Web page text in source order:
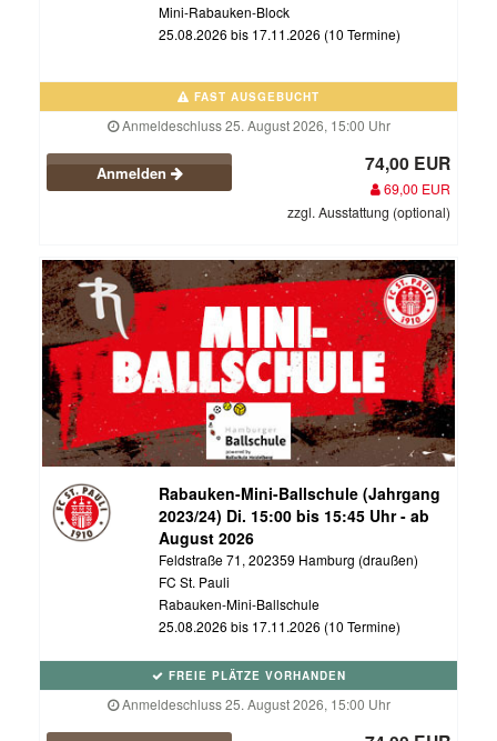
Mini-Rabauken-Block
25.08.2026 bis 17.11.2026 (10 Termine)
FAST AUSGEBUCHT
Anmeldeschluss 25. August 2026, 15:00 Uhr
Anmelden 74,00 EUR
69,00 EUR
zzgl. Ausstattung (optional)
Rabauken-Mini-Ballschule (Jahrgang
2023/24) Di. 15:00 bis 15:45 Uhr - ab
August 2026
Feldstraße 71, 202359 Hamburg (draußen)
FC St. Pauli
Rabauken-Mini-Ballschule
25.08.2026 bis 17.11.2026 (10 Termine)
FREIE PLÄTZE VORHANDEN
Anmeldeschluss 25. August 2026, 15:00 Uhr